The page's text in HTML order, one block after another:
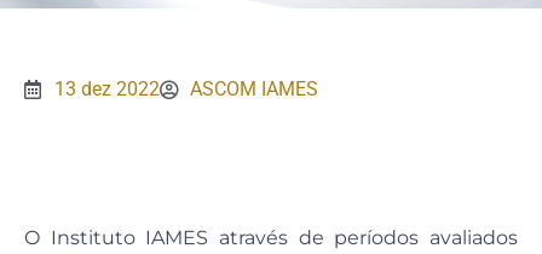
13 dez 2022 ASCOM IAMES
O Instituto IAMES através de períodos avaliados